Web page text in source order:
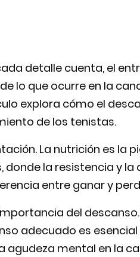
detalle cuenta, el
lo que ocurre en la
explora cómo el
de los tenistas.
La nutrición es la
donde la resistencia y la
entre ganar y
del
adecuado es
agudeza mental en la